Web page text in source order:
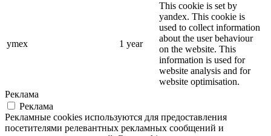
ymex 1 year
This cookie is set by
yandex. This cookie is
used to collect information
about the user behaviour
on the website. This
information is used for
website analysis and for
website optimisation.
Реклама
Реклама
Рекламные cookies используются для предоставления
посетителями релевантных рекламных сообщений и